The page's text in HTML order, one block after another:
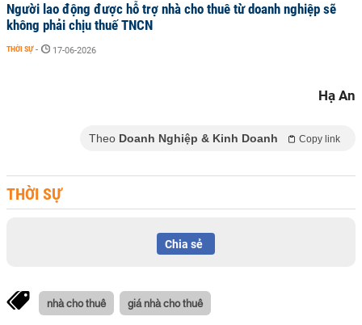
Người lao động được hỗ trợ nhà cho thuê từ doanh nghiệp sẽ
không phải chịu thuế TNCN
THỜI SỰ - 17-06-2026
Hạ An
Theo Doanh Nghiệp & Kinh Doanh Copy link
THỜI SỰ
Chia sẻ
nhà cho thuê giá nhà cho thuê